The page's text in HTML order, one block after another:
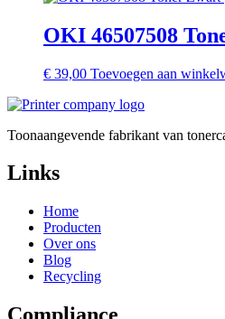
OKI 46507508
€ 39,00 Toevoegen aan
Toonaangevende fabrikant van
Links
Home
Producten
Over ons
Blog
Recycling